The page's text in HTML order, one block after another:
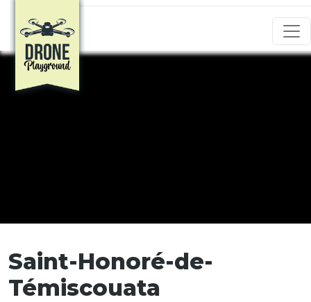
Aller au contenu principal
Saint-Honoré-de-
Témiscouata